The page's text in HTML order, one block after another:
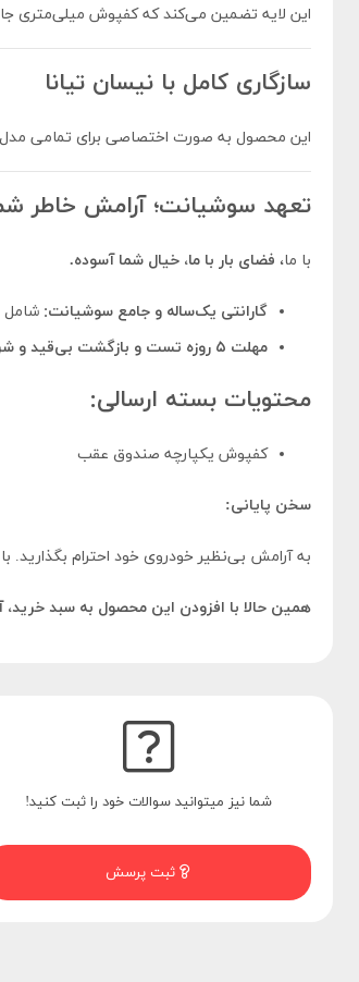
این لایه تضمین می‌کند که کفپوش میلی‌متری
سازگاری کامل با نیسان تیانا
این محصول به صورت اختصاصی برای تمامی
تعهد سوشیانت؛ آرامش خاطر
با ما، فضای بار با ما، خیال شما آسوده.
گارانتی یک‌ساله و جامع سوشیانت: شامل
مهلت ۵ روزه تست و بازگشت بی‌قید و شرط:
محتویات بسته ارسالی:
کفپوش یکپارچه صندوق عقب
سخن پایانی:
به آرامش بی‌نظیر خودروی خود احترام بگذارید.
همین حالا با افزودن این محصول به سبد
شما نیز میتوانید سوالات خود را ثبت کنید!
ثبت پرسش